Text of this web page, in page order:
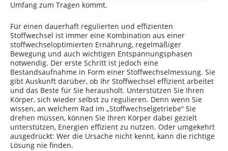
Umfang zum Tragen kommt.
Für einen dauerhaft regulierten und effizienten
Stoffwechsel ist immer eine Kombination aus einer
stoffwechseloptimierten Ernährung, regelmäßiger
Bewegung und auch wichtigen Entspannungsphasen
notwendig. Der erste Schritt ist jedoch eine
Bestandsaufnahme in Form einer Stoffwechselmessung. Sie
gibt Auskunft darüber, ob Ihr Stoffwechsel effizient arbeitet
und das Beste für Sie herausholt. Unterstützen Sie Ihren
Körper, sich wieder selbst zu regulieren. Denn wenn Sie
wissen, an welchem Rad im „Stoffwechselgetriebe“ Sie
drehen müssen, können Sie Ihren Körper dabei gezielt
unterstützen, Energien effizient zu nutzen. Oder umgekehrt
ausgedrückt: Wer die Ursache nicht kennt, kann die richtige
Lösung nie finden.